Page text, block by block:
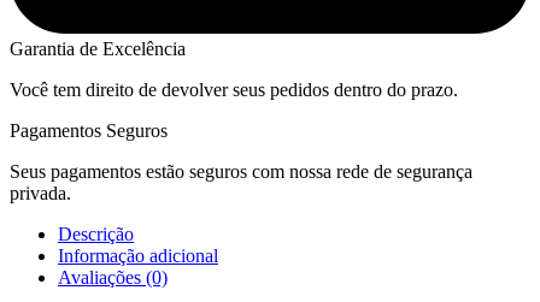
Garantia de Excelência
Você tem direito de devolver seus pedidos dentro do prazo.
Pagamentos Seguros
Seus pagamentos estão seguros com nossa rede de segurança
privada.
Descrição
Informação adicional
Avaliações (0)